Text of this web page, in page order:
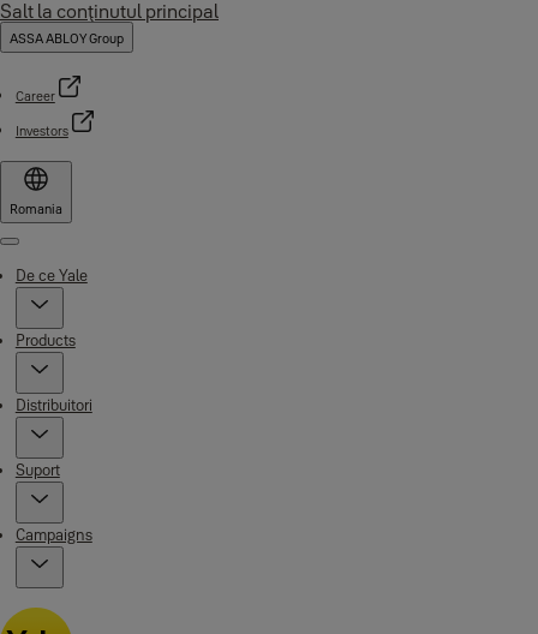
Salt la conţinutul principal
ASSA ABLOY Group
Career
Investors
Romania
Menu
De ce Yale
Products
Distribuitori
Suport
Campaigns